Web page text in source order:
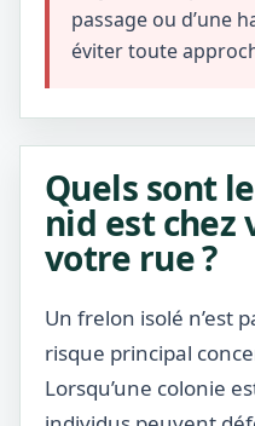
passage ou d’une
éviter toute
Quels sont
nid est chez
votre rue ?
Un frelon isolé n’est
risque principal
Lorsqu’une colonie